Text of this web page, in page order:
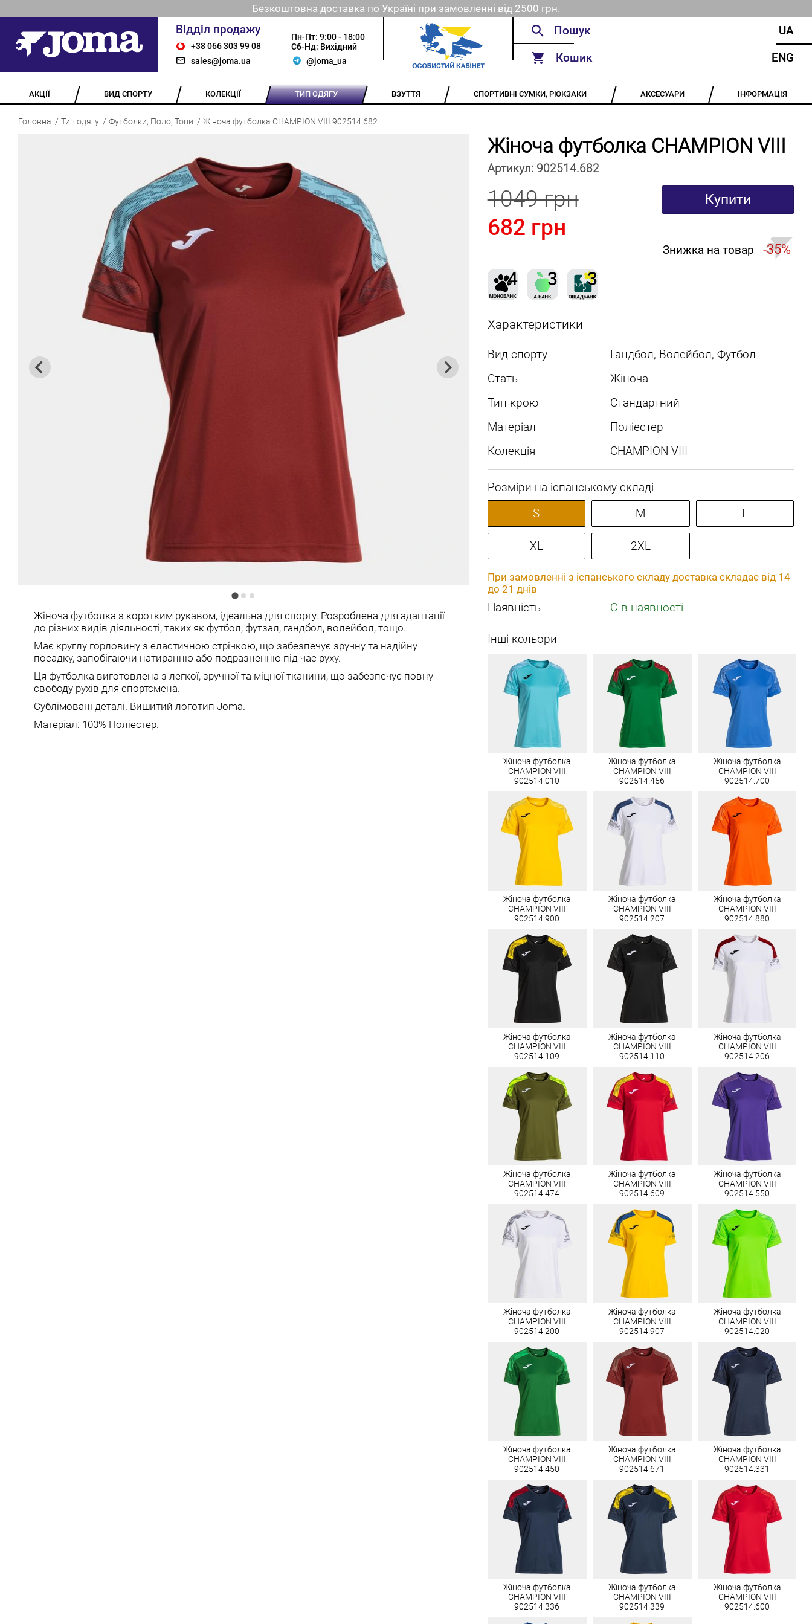
Безкоштовна доставка по Україні при замовленні від 2500 грн.
Відділ продажу
+38 066 303 99 08
sales@joma.ua
Пн-Пт: 9:00 - 18:00
Сб-Нд: Вихідний
@joma_ua
Кошик
UA
ENG
АКЦІЇ ВИД СПОРТУ КОЛЕКЦІЇ ТИП ОДЯГУ ВЗУТТЯ СПОРТИВНІ СУМКИ, РЮКЗАКИ АКСЕСУАРИ ІНФОРМАЦІЯ
Головна Тип одягу Футболки, Поло, Топи Жіноча футболка CHAMPION VIII 902514.682
Жіноча футболка з коротким рукавом, ідеальна для спорту. Розроблена для адаптації
до різних видів діяльності, таких як футбол, футзал, гандбол, волейбол, тощо.
Має круглу горловину з еластичною стрічкою, що забезпечує зручну та надійну
посадку, запобігаючи натиранню або подразненню під час руху.
Ця футболка виготовлена ​​з легкої, зручної та міцної тканини, що забезпечує повну
свободу рухів для спортсмена.
Сублімовані деталі. Вишитий логотип Joma.
Матеріал: 100% Поліестер.
Жіноча футболка CHAMPION VIII
Артикул: 902514.682
1049 грн
682 грн
Купити
Знижка на товар -35%
Характеристики
Вид спорту
Гандбол, Волейбол, Футбол
Стать
Жіноча
Тип крою
Стандартний
Матеріал
Поліестер
Колекція
CHAMPION VIII
Розміри на іспанському складі
S
M L
XL 2XL
При замовленні з іспанського складу доставка складає від 14
до 21 днів
Наявність Є в наявності
Інші кольори
Жіноча футболка
CHAMPION VIII
902514.010
Жіноча футболка
CHAMPION VIII
902514.456
Жіноча футболка
CHAMPION VIII
902514.700
Жіноча футболка
CHAMPION VIII
902514.900
Жіноча футболка
CHAMPION VIII
902514.207
Жіноча футболка
CHAMPION VIII
902514.880
Жіноча футболка
CHAMPION VIII
902514.109
Жіноча футболка
CHAMPION VIII
902514.110
Жіноча футболка
CHAMPION VIII
902514.206
Жіноча футболка
CHAMPION VIII
902514.474
Жіноча футболка
CHAMPION VIII
902514.609
Жіноча футболка
CHAMPION VIII
902514.550
Жіноча футболка
CHAMPION VIII
902514.200
Жіноча футболка
CHAMPION VIII
902514.907
Жіноча футболка
CHAMPION VIII
902514.020
Жіноча футболка
CHAMPION VIII
902514.450
Жіноча футболка
CHAMPION VIII
902514.671
Жіноча футболка
CHAMPION VIII
902514.331
Жіноча футболка
CHAMPION VIII
902514.336
Жіноча футболка
CHAMPION VIII
902514.339
Жіноча футболка
CHAMPION VIII
902514.600